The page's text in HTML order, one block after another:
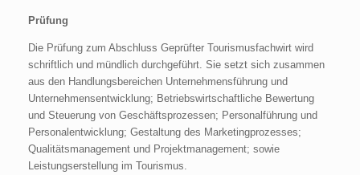
Prüfung
Die Prüfung zum Abschluss Geprüfter Tourismusfachwirt wird
schriftlich und mündlich durchgeführt. Sie setzt sich zusammen
aus den Handlungsbereichen Unternehmensführung und
Unternehmensentwicklung; Betriebswirtschaftliche Bewertung
und Steuerung von Geschäftsprozessen; Personalführung und
Personalentwicklung; Gestaltung des Marketingprozesses;
Qualitätsmanagement und Projektmanagement; sowie
Leistungserstellung im Tourismus.